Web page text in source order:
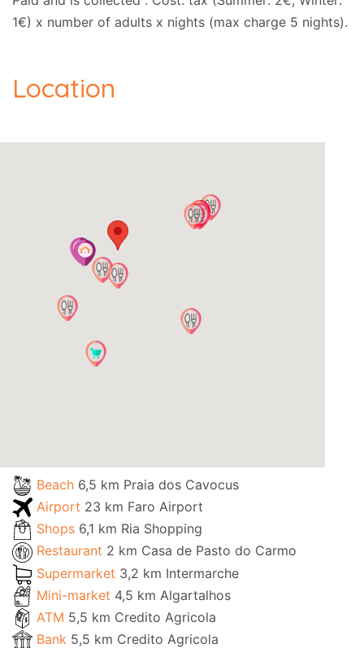
1€) x number of adults x nights (max charge 5 nights).
Location
Beach 6,5 km Praia dos Cavocus
Airport 23 km Faro Airport
Shops 6,1 km Ria Shopping
Restaurant 2 km Casa de Pasto do Carmo
Supermarket 3,2 km Intermarche
Mini-market 4,5 km Algartalhos
ATM
5,5 km Credito Agricola
Bank 5,5 km Credito Agricola